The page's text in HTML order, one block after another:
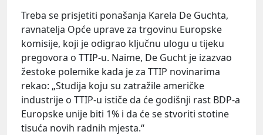
Treba se prisjetiti ponašanja Karela De Guchta,
ravnatelja Opće uprave za trgovinu Europske
komisije, koji je odigrao ključnu ulogu u tijeku
pregovora o TTIP-u. Naime, De Gucht je izazvao
žestoke polemike kada je za TTIP novinarima
rekao: „Studija koju su zatražile američke
industrije o TTIP-u ističe da će godišnji rast BDP-a
Europske unije biti 1% i da će se stvoriti stotine
tisuća novih radnih mjesta.“